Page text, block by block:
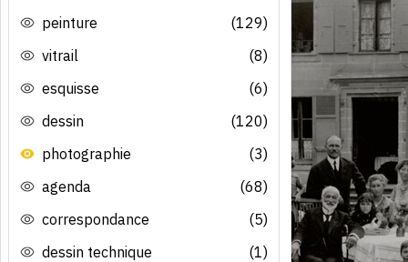
peinture
(129)
vitrail
(8)
esquisse
(6)
dessin
(120)
photographie
(3)
agenda
(68)
correspondance
(5)
dessin technique
(1)